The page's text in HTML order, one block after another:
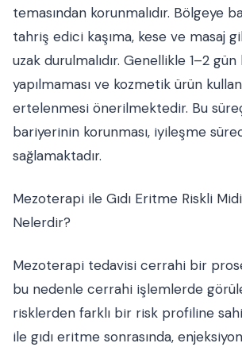
temasından korunmalıdır. Bölgeye
tahriş edici kaşıma, kese ve masaj
uzak durulmalıdır. Genellikle 1–2
yapılmaması ve kozmetik ürün
ertelenmesi önerilmektedir. Bu
bariyerinin korunması, iyileşme
sağlamaktadır.
Mezoterapi ile Gıdı Eritme Riskli
Nelerdir?
Mezoterapi tedavisi cerrahi bir
bu nedenle cerrahi işlemlerde
risklerden farklı bir risk profiline
ile gıdı eritme sonrasında,